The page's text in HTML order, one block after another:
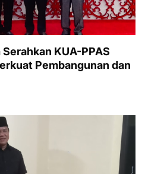
KUA-PPAS
Pembangunan dan